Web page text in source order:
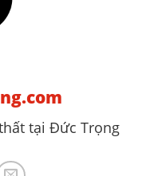
tại Đức Trọng